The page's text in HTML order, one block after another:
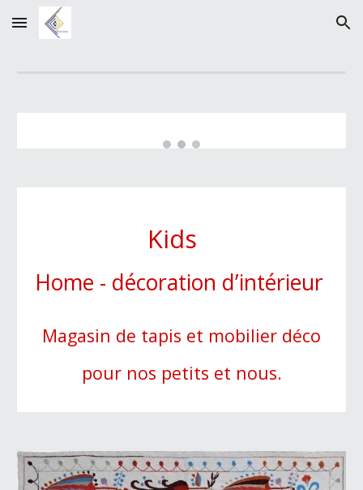
Skip to main content Skip to navigation
Kids
Home - décoration d’intérieur
Magasin de tapis et mobilier déco
pour nos petits et nous.